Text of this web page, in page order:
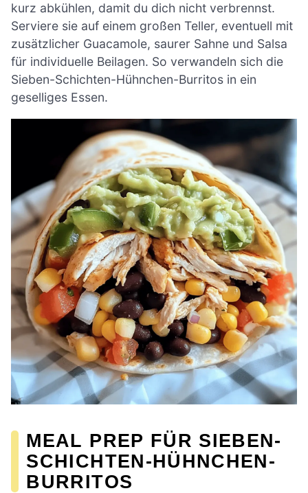
kurz abkühlen, damit du dich nicht verbrennst.
Serviere sie auf einem großen Teller, eventuell mit
zusätzlicher Guacamole, saurer Sahne und Salsa
für individuelle Beilagen. So verwandeln sich die
Sieben-Schichten-Hühnchen-Burritos in ein
geselliges Essen.
MEAL PREP FÜR SIEBEN-
SCHICHTEN-HÜHNCHEN-
BURRITOS